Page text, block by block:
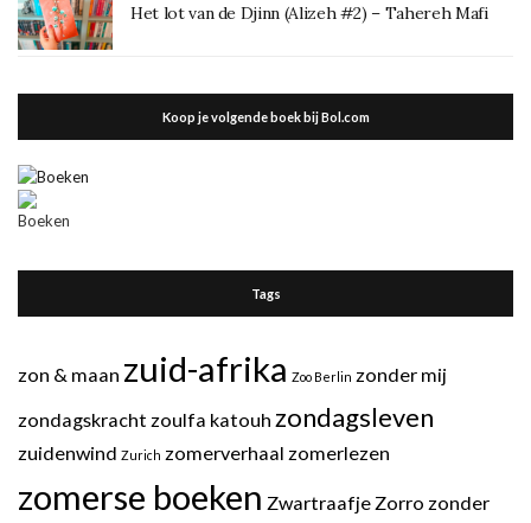
Het lot van de Djinn (Alizeh #2) – Tahereh Mafi
Koop je volgende boek bij Bol.com
Tags
zon & maan zuid-afrika Zoo Berlin zonder mij
zondagskracht zoulfa katouh zondagsleven
zuidenwind Zurich zomerverhaal zomerlezen
zomerse boeken Zwartraafje Zorro zonder